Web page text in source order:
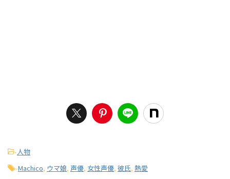
-人物
-Machico, ウマ娘, 声優, 女性声優, 彼氏, 熱愛